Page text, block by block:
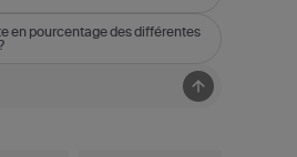
en pourcentage des différentes